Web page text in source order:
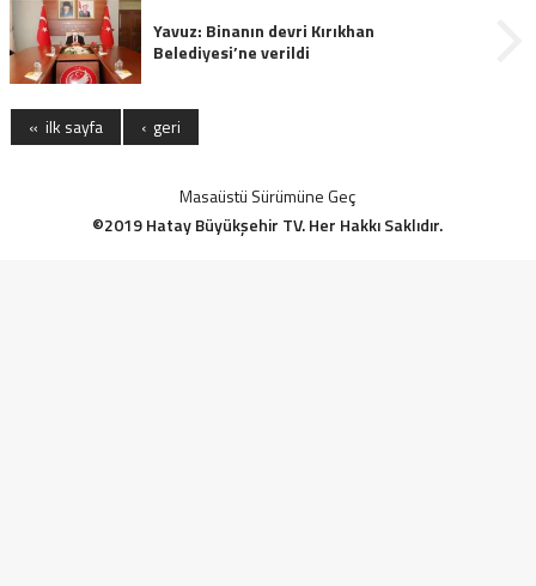
Yavuz: Binanın devri Kırıkhan
Belediyesi’ne verildi
« ilk sayfa ‹ geri
Masaüstü Sürümüne Geç
©2019 Hatay Büyükşehir TV. Her Hakkı Saklıdır.